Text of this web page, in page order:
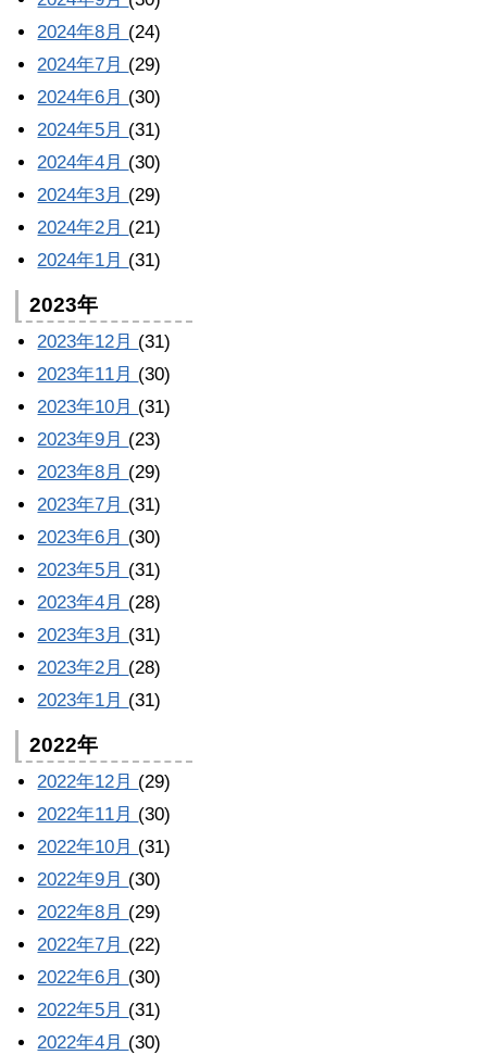
2024年8月 (24)
2024年7月 (29)
2024年6月 (30)
2024年5月 (31)
2024年4月 (30)
2024年3月 (29)
2024年2月 (21)
2024年1月 (31)
2023年
2023年12月 (31)
2023年11月 (30)
2023年10月 (31)
2023年9月 (23)
2023年8月 (29)
2023年7月 (31)
2023年6月 (30)
2023年5月 (31)
2023年4月 (28)
2023年3月 (31)
2023年2月 (28)
2023年1月 (31)
2022年
2022年12月 (29)
2022年11月 (30)
2022年10月 (31)
2022年9月 (30)
2022年8月 (29)
2022年7月 (22)
2022年6月 (30)
2022年5月 (31)
2022年4月 (30)